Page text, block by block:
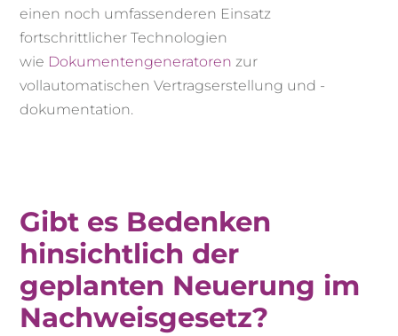
einen noch umfassenderen Einsatz
fortschrittlicher Technologien
wie Dokumentengeneratorenzur
vollautomatischen Vertragserstellung und -
dokumentation.
Gibt es Bedenken
hinsichtlich der
geplanten Neuerung im
Nachweisgesetz?